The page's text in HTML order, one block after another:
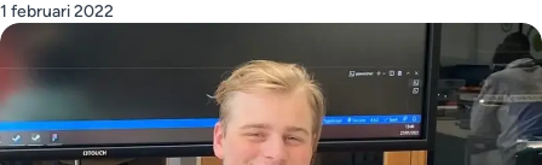
1 februari 2022